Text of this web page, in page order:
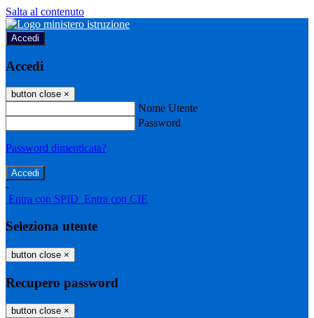
Salta al contenuto
Accedi
Accedi
button close ×
Nome Utente
Password
Password dimenticata?
-
Entra con SPID Entra con CIE
Seleziona utente
button close ×
Recupero password
button close ×